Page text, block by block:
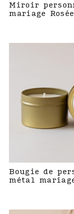
Miroir
mariage Rosée
Bougie de
métal